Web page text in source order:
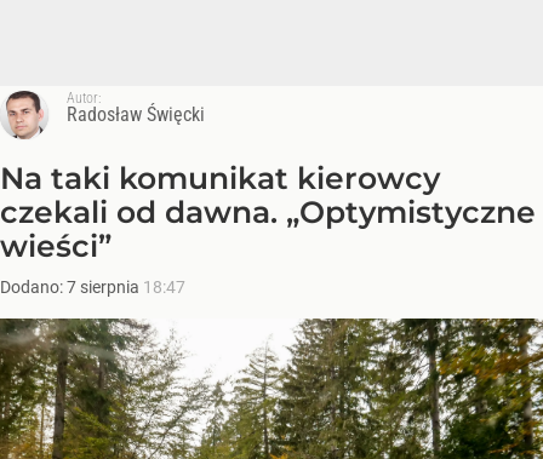
Autor:
Radosław Święcki
Na taki komunikat kierowcy
czekali od dawna. „Optymistyczne
wieści”
Dodano:7 sierpnia 18:47